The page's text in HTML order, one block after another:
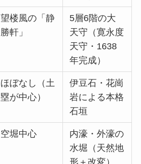
望楼風の「静
勝軒」
5層6階の大
天守（寛永度
天守・1638
年完成）
ほぼなし（土
塁が中心）
伊豆石・花崗
岩による本格
石垣
空堀中心
内濠・外濠の
水堀（天然地
形＋改変）